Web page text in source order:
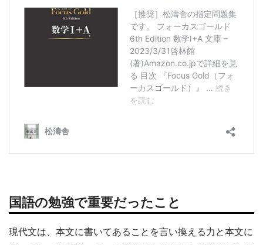
国語の勉強で重要だったこと
現代文は、本文に書いてあることを言い換える力と本文に